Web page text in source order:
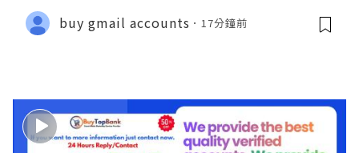
buy gmail accounts 17分鐘前